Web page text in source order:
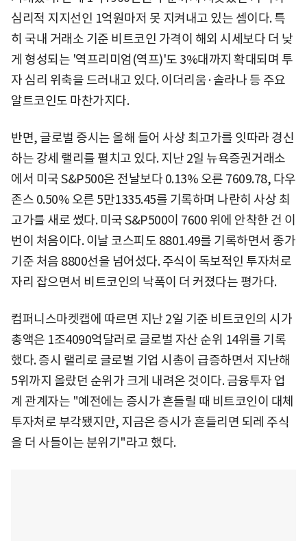
심리적 지지선인 1억원마저 못 지켜내고 있는 셈이다. 특
히 국내 거래소 기준 비트코인 가격이 해외 시세보다 더 낮
게 형성되는 '역프리미엄(역프)'도 3%대까지 확대되며 투
자 심리 위축을 드러내고 있다. 이더리움·솔라나 등 주요
알트코인도 마찬가지다.
반면, 글로벌 증시는 올해 들어 사상 최고가를 잇따라 경신
하는 강세 랠리를 펼치고 있다. 지난 2일 뉴욕증권거래소
에서 미국 S&P500은 전날보다 0.13% 오른 7609.78, 다우
존스 0.50% 오른 5만1335.45를 기록하며 나란히 사상 최
고가를 새로 썼다. 미국 S&P500이 7600 위에 안착한 건 이
번이 처음이다. 이날 코스피도 8801.49를 기록하면서 종가
기준 처음 8800선을 넘어섰다. 주식이 독보적인 투자처로
자리 잡으면서 비트코인의 낙폭이 더 커졌다는 평가다.
컴퍼니스마켓캡에 따르면 지난 2일 기준 비트코인의 시가
총액은 1조4090억달러로 글로벌 자산 순위 14위를 기록
했다. 증시 랠리로 글로벌 기업 시총이 급증하면서 지난해
5위까지 올랐던 순위가 크게 내려온 것이다. 금융투자 업
계 관계자는 "예전에는 증시가 흔들릴 때 비트코인이 대체
투자처로 부각됐지만, 지금은 증시가 흔들리면 되레 주식
을 더 사들이는 분위기"라고 했다.